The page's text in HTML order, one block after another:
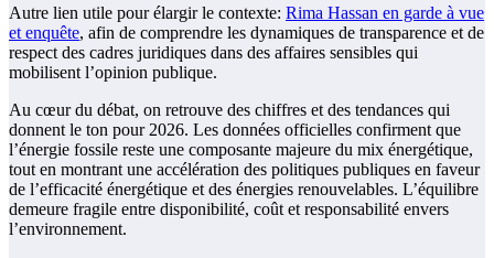
Autre lien utile pour élargir le contexte: Rima Hassan en garde à vue
et enquête, afin de comprendre les dynamiques de transparence et de
respect des cadres juridiques dans des affaires sensibles qui
mobilisent l’opinion publique.
Au cœur du débat, on retrouve des chiffres et des tendances qui
donnent le ton pour 2026. Les données officielles confirment que
l’énergie fossile reste une composante majeure du mix énergétique,
tout en montrant une accélération des politiques publiques en faveur
de l’efficacité énergétique et des énergies renouvelables. L’équilibre
demeure fragile entre disponibilité, coût et responsabilité envers
l’environnement.